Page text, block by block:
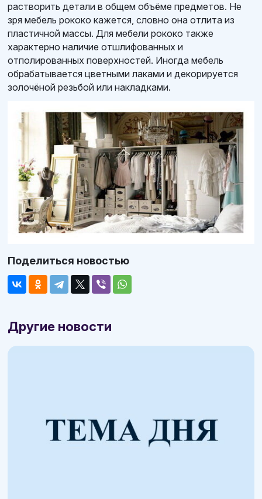
растворить детали в общем объёме предметов. Не
зря мебель рококо кажется, словно она отлита из
пластичной массы. Для мебели рококо также
характерно наличие отшлифованных и
отполированных поверхностей. Иногда мебель
обрабатывается цветными лаками и декорируется
золочёной резьбой или накладками.
Поделиться новостью
Другие новости